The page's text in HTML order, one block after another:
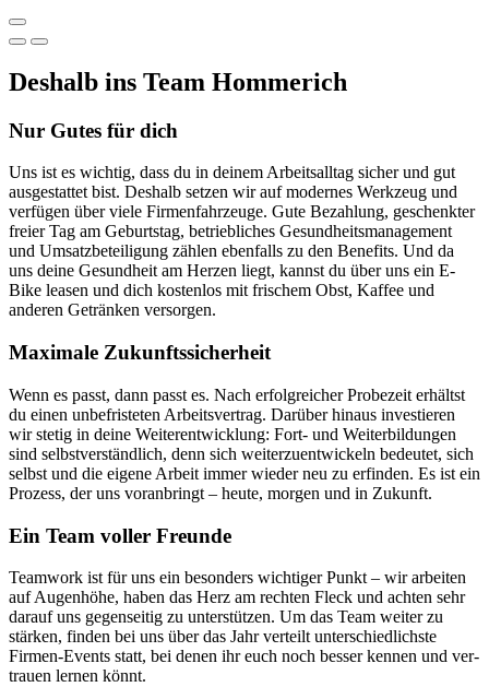
Deshalb ins Team Hommerich
Nur Gutes für dich
Uns ist es wichtig, dass du in deinem Arbeits­alltag sicher und gut
aus­ge­stattet bist. Deshalb setzen wir auf modernes Werk­zeug und
verfügen über viele Firmen­fahr­zeuge. Gute Be­zahlung, ge­schenk­ter
freier Tag am Geburts­tag, betriebliches Gesund­heits­manage­ment
und Umsatz­be­teili­gung zählen eben­falls zu den Bene­fits. Und da
uns deine Gesund­heit am Herzen liegt, kannst du über uns ein E-
Bike leasen und dich kosten­los mit frischem Obst, Kaffee und
anderen Ge­tränken ver­sorgen.
Maximale Zukunftssicherheit
Wenn es passt, dann passt es. Nach er­folgreicher Probe­zeit erhältst
du einen un­be­fristeten Arbeits­vertrag. Darüber hinaus inves­tieren
wir stetig in deine Weiter­ent­wick­lung: Fort- und Weiter­bildungen
sind selbst­ver­ständ­lich, denn sich weiter­zu­ent­wickeln bedeutet, sich
selbst und die eigene Arbeit immer wieder neu zu erfinden. Es ist ein
Prozess, der uns vor­anbringt – heute, morgen und in Zukunft.
Ein Team voller Freunde
Teamwork ist für uns ein besonders wichtiger Punkt – wir arbeiten
auf Augen­höhe, haben das Herz am rechten Fleck und achten sehr
darauf uns gegen­seitig zu unter­stützen. Um das Team weiter zu
stärken, finden bei uns über das Jahr verteilt unter­schied­lichste
Firmen-Events statt, bei denen ihr euch noch besser kennen und ver­
trauen lernen könnt.